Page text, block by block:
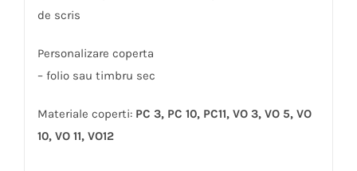
de scris
Personalizare coperta
– folio sau timbru sec
Materiale coperti: PC 3, PC 10, PC11, VO 3, VO 5, VO
10, VO 11, VO12